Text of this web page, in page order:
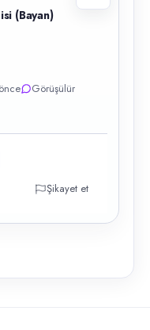
(Bayan)
Görüşülür
Şikayet et